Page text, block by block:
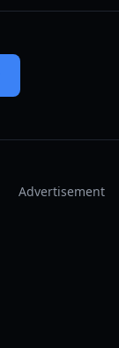
Advertisement